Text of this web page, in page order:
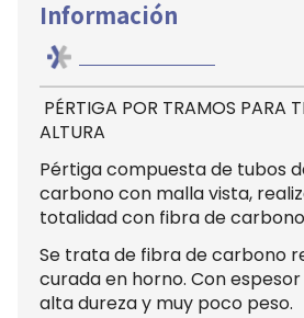
Información
PÉRTIGA POR TRAMOS PARA
ALTURA
Pértiga compuesta de tubos
carbono con malla vista,
totalidad con fibra de
Se trata de fibra de carbono
curada en horno. Con
alta dureza y muy poco peso.